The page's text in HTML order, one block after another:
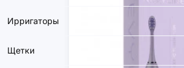
Ирригаторы
Щетки